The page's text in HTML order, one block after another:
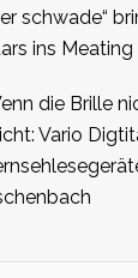
schwade“
ins
die Brille
Vario